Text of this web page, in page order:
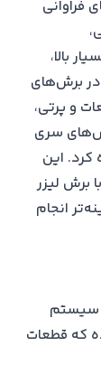
فراوانی
بالا،
برش‌های
و پرتی،
سری
کرد. این
برش لیزر
انجام
سیستم
که قطعات